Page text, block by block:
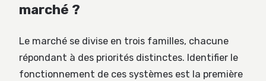
marché ?
Le marché se divise en trois familles, chacune
répondant à des priorités distinctes. Identifier le
fonctionnement de ces systèmes est la première